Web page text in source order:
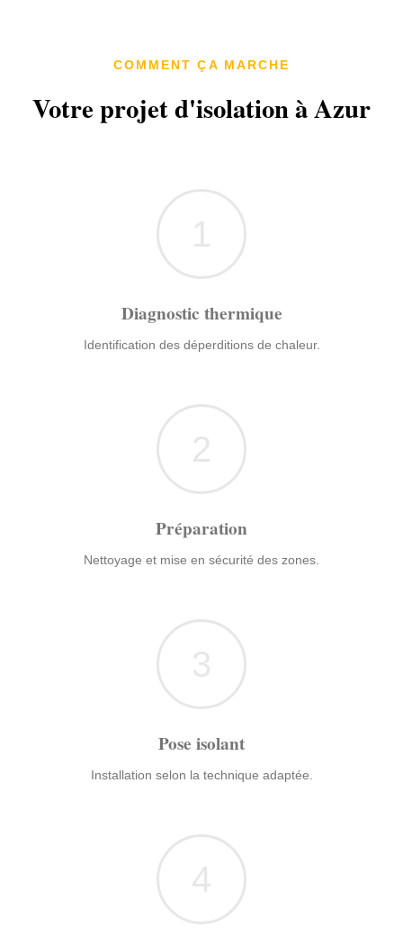
COMMENT ÇA MARCHE
Votre projet d'isolation à Azur
1
Diagnostic thermique
Identification des déperditions de chaleur.
2
Préparation
Nettoyage et mise en sécurité des zones.
3
Pose isolant
Installation selon la technique adaptée.
4